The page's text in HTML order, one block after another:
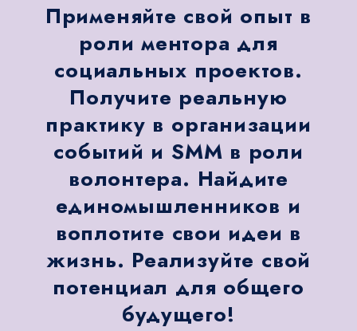
Применяйте свой опыт в
роли ментора для
социальных проектов.
Получите реальную
практику в организации
событий и SMM в роли
волонтера. Найдите
единомышленников и
воплотите свои идеи в
жизнь. Реализуйте свой
потенциал для общего
будущего!